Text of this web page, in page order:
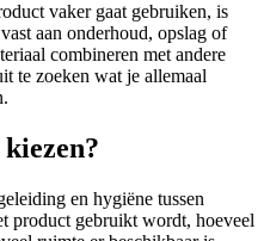
vaker gaat gebruiken, is
aan onderhoud, opslag of
combineren met andere
te zoeken wat je allemaal
en hygiëne tussen
product gebruikt wordt, hoeveel